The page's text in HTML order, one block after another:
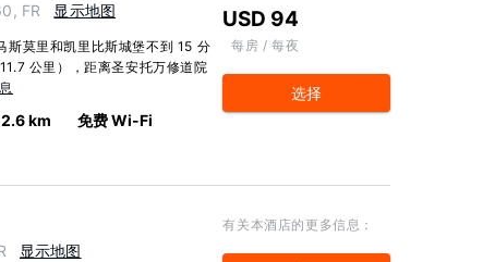
FR 显示地图
斯莫里和凯里比斯城堡不到 15 分
公里），距离圣安托万修道院
km 免费 Wi-Fi
USD 94
每房 / 每夜
选择
显示地图
有关本酒店的更多信息：